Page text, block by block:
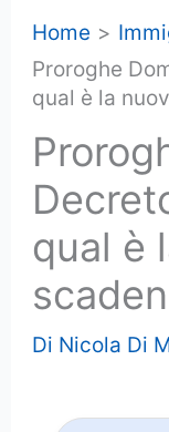
Home
Proroghe
qual è la
qual è
Di Nicola Di